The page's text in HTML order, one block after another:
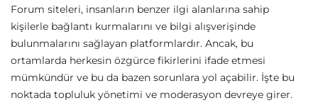
Forum siteleri, insanların benzer ilgi alanlarına sahip
kişilerle bağlantı kurmalarını ve bilgi alışverişinde
bulunmalarını sağlayan platformlardır. Ancak, bu
ortamlarda herkesin özgürce fikirlerini ifade etmesi
mümkündür ve bu da bazen sorunlara yol açabilir. İşte bu
noktada topluluk yönetimi ve moderasyon devreye girer.